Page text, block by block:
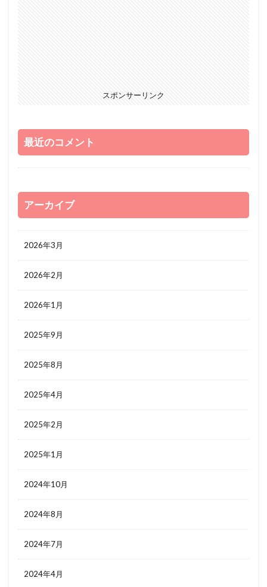
スポンサーリンク
最近のコメント
アーカイブ
2026年3月
2026年2月
2026年1月
2025年9月
2025年8月
2025年4月
2025年2月
2025年1月
2024年10月
2024年8月
2024年7月
2024年4月